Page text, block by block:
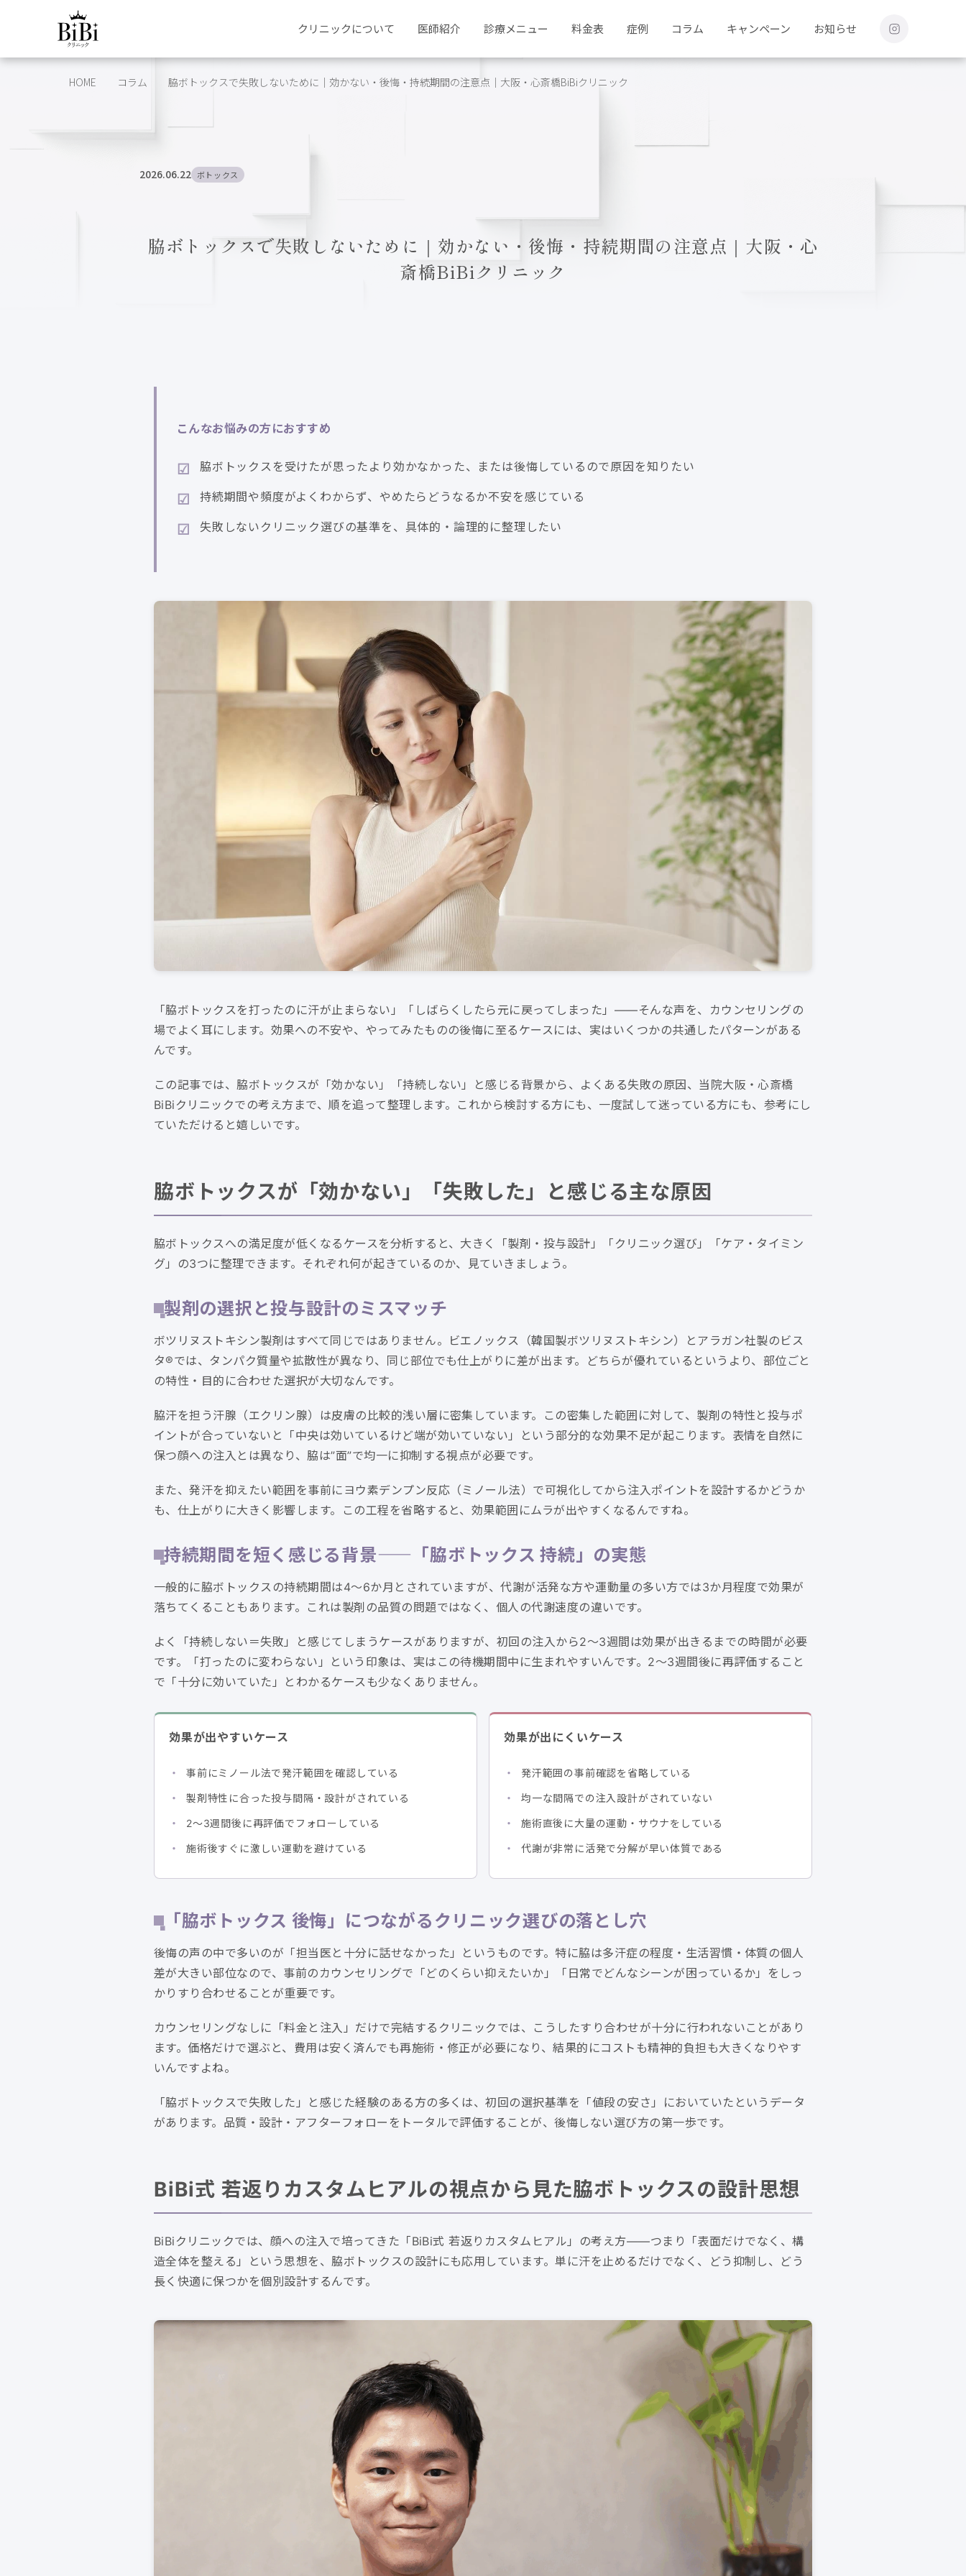
クリニックについて 医師紹介 診療メニュー 料金表 症例 コラム キャンペーン お知らせ
HOME コラム 脇ボトックスで失敗しないために｜効かない・後悔・持続期間の注意点｜大阪・心斎橋BiBiクリニック
2026.06.22 ボトックス
脇ボトックスで失敗しないために｜効かない・後悔・持続期間の注意点｜大阪・心
斎橋BiBiクリニック
こんなお悩みの方におすすめ
脇ボトックスを受けたが思ったより効かなかった、または後悔しているので原因を知りたい
持続期間や頻度がよくわからず、やめたらどうなるか不安を感じている
失敗しないクリニック選びの基準を、具体的・論理的に整理したい
「脇ボトックスを打ったのに汗が止まらない」「しばらくしたら元に戻ってしまった」——そんな声を、カウンセリングの
場でよく耳にします。効果への不安や、やってみたものの後悔に至るケースには、実はいくつかの共通したパターンがある
んです。
この記事では、脇ボトックスが「効かない」「持続しない」と感じる背景から、よくある失敗の原因、当院大阪・心斎橋
BiBiクリニックでの考え方まで、順を追って整理します。これから検討する方にも、一度試して迷っている方にも、参考にし
ていただけると嬉しいです。
脇ボトックスが「効かない」「失敗した」と感じる主な原因
脇ボトックスへの満足度が低くなるケースを分析すると、大きく「製剤・投与設計」「クリニック選び」「ケア・タイミン
グ」の3つに整理できます。それぞれ何が起きているのか、見ていきましょう。
製剤の選択と投与設計のミスマッチ
ボツリヌストキシン製剤はすべて同じではありません。ビエノックス（韓国製ボツリヌストキシン）とアラガン社製のビス
タ®では、タンパク質量や拡散性が異なり、同じ部位でも仕上がりに差が出ます。どちらが優れているというより、部位ごと
の特性・目的に合わせた選択が大切なんです。
脇汗を担う汗腺（エクリン腺）は皮膚の比較的浅い層に密集しています。この密集した範囲に対して、製剤の特性と投与ポ
イントが合っていないと「中央は効いているけど端が効いていない」という部分的な効果不足が起こります。表情を自然に
保つ顔への注入とは異なり、脇は”面”で均一に抑制する視点が必要です。
また、発汗を抑えたい範囲を事前にヨウ素デンプン反応（ミノール法）で可視化してから注入ポイントを設計するかどうか
も、仕上がりに大きく影響します。この工程を省略すると、効果範囲にムラが出やすくなるんですね。
持続期間を短く感じる背景——「脇ボトックス 持続」の実態
一般的に脇ボトックスの持続期間は4〜6か月とされていますが、代謝が活発な方や運動量の多い方では3か月程度で効果が
落ちてくることもあります。これは製剤の品質の問題ではなく、個人の代謝速度の違いです。
よく「持続しない＝失敗」と感じてしまうケースがありますが、初回の注入から2〜3週間は効果が出きるまでの時間が必要
です。「打ったのに変わらない」という印象は、実はこの待機期間中に生まれやすいんです。2〜3週間後に再評価すること
で「十分に効いていた」とわかるケースも少なくありません。
効果が出やすいケース
事前にミノール法で発汗範囲を確認している
製剤特性に合った投与間隔・設計がされている
2〜3週間後に再評価でフォローしている
施術後すぐに激しい運動を避けている
効果が出にくいケース
発汗範囲の事前確認を省略している
均一な間隔での注入設計がされていない
施術直後に大量の運動・サウナをしている
代謝が非常に活発で分解が早い体質である
「脇ボトックス 後悔」につながるクリニック選びの落とし穴
後悔の声の中で多いのが「担当医と十分に話せなかった」というものです。特に脇は多汗症の程度・生活習慣・体質の個人
差が大きい部位なので、事前のカウンセリングで「どのくらい抑えたいか」「日常でどんなシーンが困っているか」をしっ
かりすり合わせることが重要です。
カウンセリングなしに「料金と注入」だけで完結するクリニックでは、こうしたすり合わせが十分に行われないことがあり
ます。価格だけで選ぶと、費用は安く済んでも再施術・修正が必要になり、結果的にコストも精神的負担も大きくなりやす
いんですよね。
「脇ボトックスで失敗した」と感じた経験のある方の多くは、初回の選択基準を「値段の安さ」においていたというデータ
があります。品質・設計・アフターフォローをトータルで評価することが、後悔しない選び方の第一歩です。
BiBi式 若返りカスタムヒアルの視点から見た脇ボトックスの設計思想
BiBiクリニックでは、顔への注入で培ってきた「BiBi式 若返りカスタムヒアル」の考え方——つまり「表面だけでなく、構
造全体を整える」という思想を、脇ボトックスの設計にも応用しています。単に汗を止めるだけでなく、どう抑制し、どう
長く快適に保つかを個別設計するんです。